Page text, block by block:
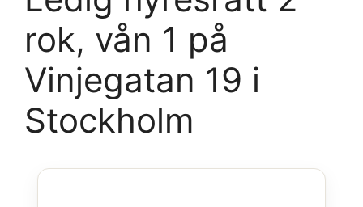
rok, vån 1 på
Vinjegatan 19 i
Stockholm